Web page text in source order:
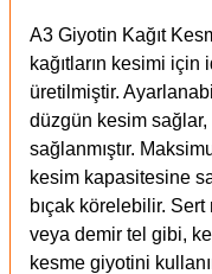
A3 Giyotin Kağıt
kağıtların kesimi için
üretilmiştir.
düzgün kesim
sağlanmıştır.
kesim kapasitesine
bıçak körelebilir.
veya demir tel gibi,
kesme giyotini